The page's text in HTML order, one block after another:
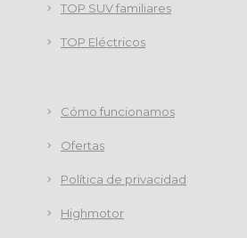
TOP SUV familiares
TOP Eléctricos
Cómo funcionamos
Ofertas
Política de privacidad
Highmotor